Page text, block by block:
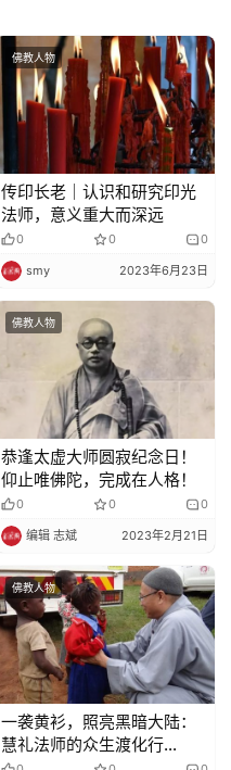
佛教人物
传印长老｜认识和研究印光
法师，意义重大而深远
0 0 0
smy 2023年6月23日
佛教人物
恭逢太虚大师圆寂纪念日！
仰止唯佛陀，完成在人格！
0 0 0
编辑 志斌 2023年2月21日
佛教人物
一袭黄衫，照亮黑暗大陆：
慧礼法师的众生渡化行